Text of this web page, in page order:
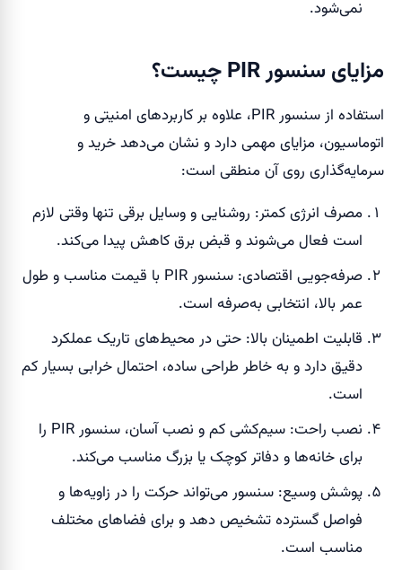
نمی‌شود.
مزایای سنسور PIR چیست؟
استفاده از سنسور PIR، علاوه بر کاربردهای امنیتی و
اتوماسیون، مزایای مهمی دارد و نشان می‌دهد خرید و
سرمایه‌گذاری روی آن منطقی است:
مصرف انرژی کمتر: روشنایی و وسایل برقی تنها وقتی لازم
است فعال می‌شوند و قبض برق کاهش پیدا می‌کند.
صرفه‌جویی اقتصادی: سنسور PIR با قیمت مناسب و طول
عمر بالا، انتخابی به‌صرفه است.
قابلیت اطمینان بالا: حتی در محیط‌های تاریک عملکرد
دقیق دارد و به خاطر طراحی ساده، احتمال خرابی بسیار کم
است.
نصب راحت: سیم‌کشی کم و نصب آسان، سنسور PIR را
برای خانه‌ها و دفاتر کوچک یا بزرگ مناسب می‌کند.
پوشش وسیع: سنسور می‌تواند حرکت را در زاویه‌ها و
فواصل گسترده تشخیص دهد و برای فضاهای مختلف
مناسب است.